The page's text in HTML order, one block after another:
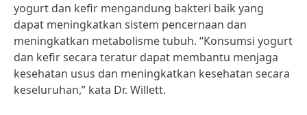
yogurt dan kefir mengandung bakteri baik yang
dapat meningkatkan sistem pencernaan dan
meningkatkan metabolisme tubuh. “Konsumsi yogurt
dan kefir secara teratur dapat membantu menjaga
kesehatan usus dan meningkatkan kesehatan secara
keseluruhan,” kata Dr. Willett.